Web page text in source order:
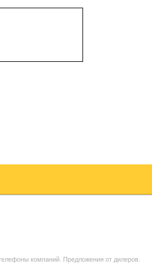
компаний. Предложения от дилеров.